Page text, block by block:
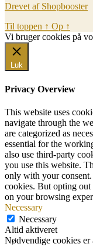
Drevet af Shopbooster
Til toppen ↑ Op ↑
Vi bruger cookies på
Luk
Privacy Overview
This website uses
navigate through the
are categorized as
essential for the
also use third-party
you use this website.
only with your
cookies. But opting out
on your browsing
Necessary
Necessary
Altid aktiveret
Nødvendige cookies er